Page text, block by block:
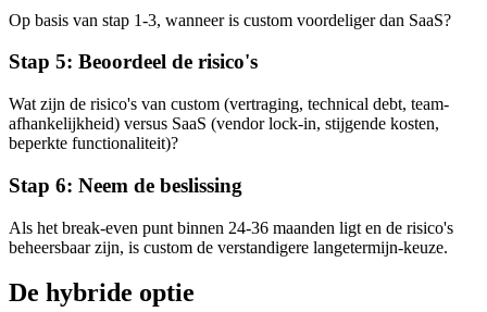
Op basis van stap 1-3, wanneer is custom voordeliger dan SaaS?
Stap 5: Beoordeel de risico's
Wat zijn de risico's van custom (vertraging, technical debt, team-
afhankelijkheid) versus SaaS (vendor lock-in, stijgende kosten,
beperkte functionaliteit)?
Stap 6: Neem de beslissing
Als het break-even punt binnen 24-36 maanden ligt en de risico's
beheersbaar zijn, is custom de verstandigere langetermijn-keuze.
De hybride optie